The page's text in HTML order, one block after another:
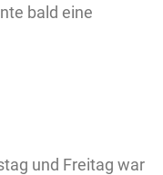
bald eine
und Freitag war